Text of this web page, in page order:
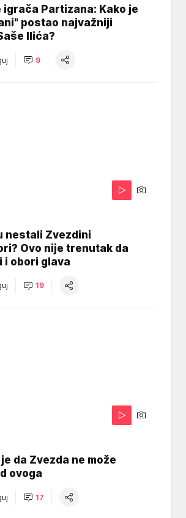
igrača Partizana: Kako je
postao najvažniji
Ilića?
9
nestali Zvezdini
Ovo nije trenutak da
i obori glava
19
da Zvezda ne može
ovoga
17